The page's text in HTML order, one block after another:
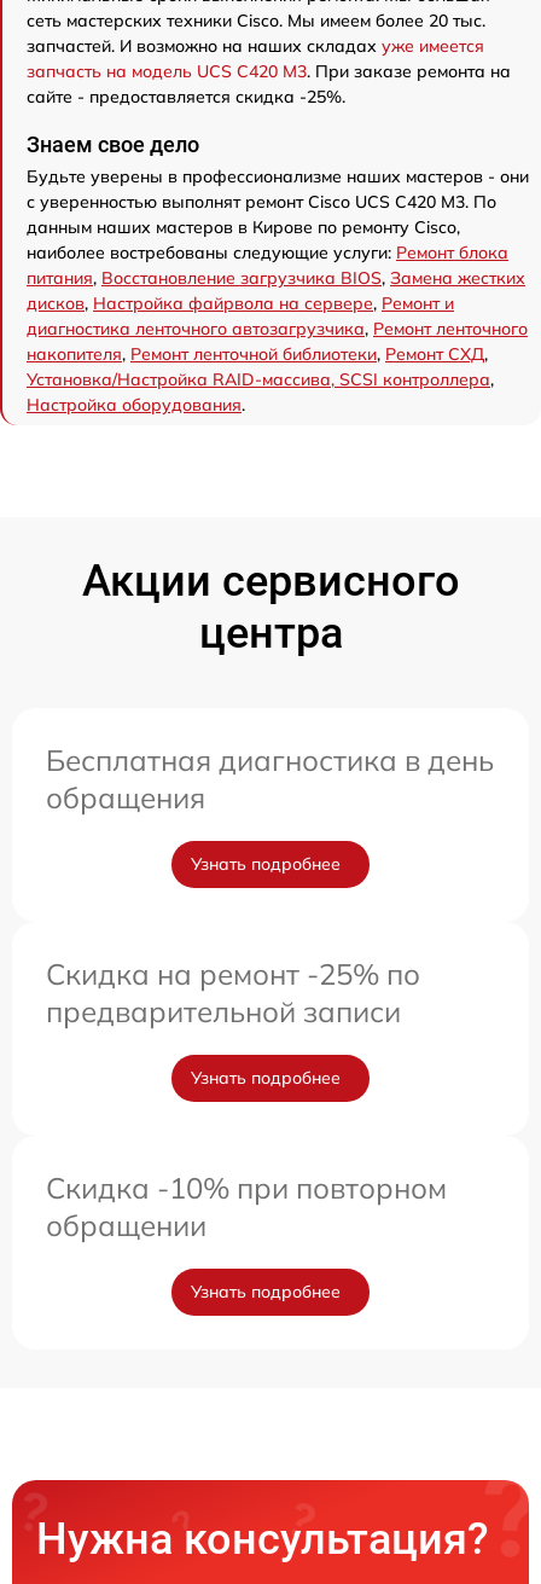
сеть мастерских техники Cisco. Мы имеем более 20 тыс.
запчастей. И возможно на наших складах уже имеется
запчасть на модель UCS C420 M3. При заказе ремонта на
сайте - предоставляется скидка -25%.
Знаем свое дело
Будьте уверены в профессионализме наших мастеров - они
с уверенностью выполнят ремонт Cisco UCS C420 M3. По
данным наших мастеров в Кирове по ремонту Cisco,
наиболее востребованы следующие услуги: Ремонт блока
питания, Восстановление загрузчика BIOS, Замена жестких
дисков, Настройка файрвола на сервере, Ремонт и
диагностика ленточного автозагрузчика, Ремонт ленточного
накопителя, Ремонт ленточной библиотеки, Ремонт СХД,
Установка/Настройка RAID-массива, SCSI контроллера,
Настройка оборудования.
Акции сервисного
центра
Бесплатная диагностика в день
обращения
Узнать подробнее
Скидка на ремонт -25% по
предварительной записи
Узнать подробнее
Скидка -10% при повторном
обращении
Узнать подробнее
Нужна консультация?